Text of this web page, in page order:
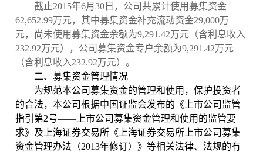
截止2015年6月30 日，公司共累计使用募集资金
62,652.99万元，其中募集资金补充流动资金29,000万
元，尚未使用募集资金余额为9,291.42万元（含利息收入
232.92万元），公司募集资金专户余额为9,291.42万元
（含利息收入232.92万元）。
二、募集资金管理情况
为规范本公司募集资金的管理和使用，保护投资者
的合法，本公司根据中国证监会发布的《上市公司监管
指引第2号——上市公司募集资金管理和使用的监管要
求》及上海证券交易所《上海证券交易所上市公司募集
资金管理办法（2013年修订）》等相关法律、法规的有